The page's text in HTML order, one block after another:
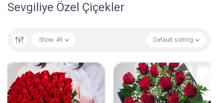
Sevgiliye Özel Çiçekler
Default sorting
Show 45